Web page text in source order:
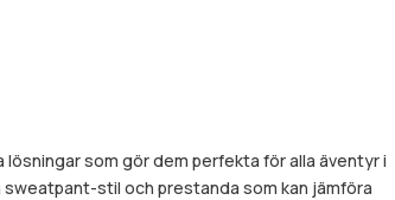
som gör dem perfekta för alla äventyr i
stil och prestanda som kan jämföra